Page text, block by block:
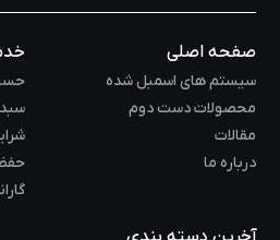
صفحه اصلی
سیستم های اسمبل شده
محصولات دست دوم
مقالات
درباره ما